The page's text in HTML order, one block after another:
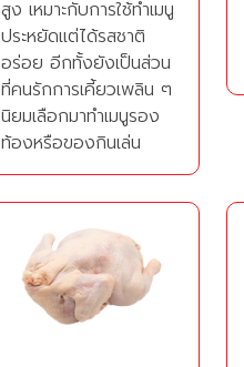
สูง เหมาะกับการใช้ทำเมนู
ประหยัดแต่ได้รสชาติ
อร่อย อีกทั้งยังเป็นส่วน
ที่คนรักการเคี้ยวเพลิน ๆ
นิยมเลือกมาทำเมนูรอง
ท้องหรือของกินเล่น